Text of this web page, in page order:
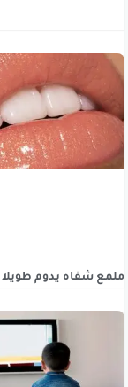
ملمع شفاه يدوم طويلا